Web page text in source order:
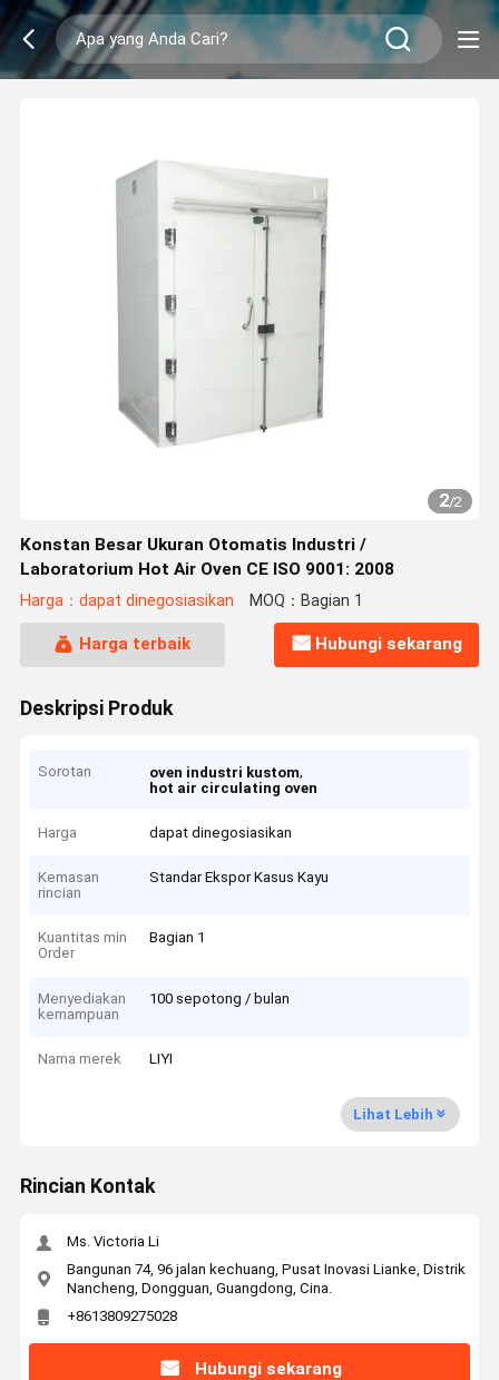
2/2
Konstan Besar Ukuran Otomatis Industri /
Laboratorium Hot Air Oven CE ISO 9001: 2008
Harga：dapat dinegosiasikan MOQ：Bagian 1
Harga terbaik Hubungi sekarang
Deskripsi Produk
Sorotan oven industri kustom,
hot air circulating oven
Harga dapat dinegosiasikan
Kemasan
rincian
Standar Ekspor Kasus Kayu
Kuantitas min
Order
Bagian 1
Menyediakan
kemampuan
100 sepotong / bulan
Nama merek LIYI
Lihat Lebih
Rincian Kontak
Ms. Victoria Li
Bangunan 74, 96 jalan kechuang, Pusat Inovasi Lianke, Distrik
Nancheng, Dongguan, Guangdong, Cina.
+8613809275028
Hubungi sekarang